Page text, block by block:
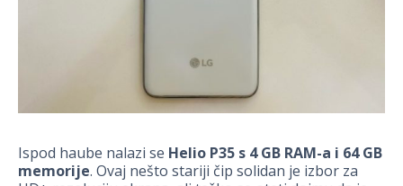
Ispod haube nalazi se Helio P35 s 4 GB RAM-a i 64 GB
memorije. Ovaj nešto stariji čip solidan je izbor za